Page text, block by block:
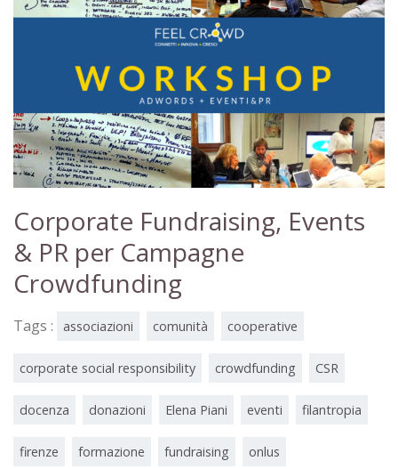
Corporate Fundraising, Events
& PR per Campagne
Crowdfunding
Tags : associazioni comunità cooperative
corporate social responsibility crowdfunding CSR
docenza donazioni Elena Piani eventi filantropia
firenze formazione fundraising onlus